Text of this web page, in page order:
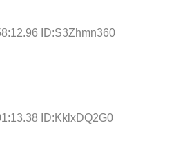
ID:S3Zhmn360
ID:KklxDQ2G0